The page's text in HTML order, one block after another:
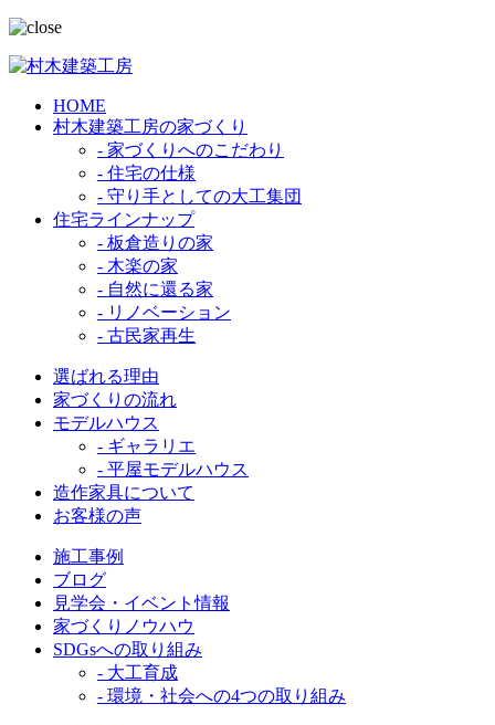
HOME
村木建築工房の家づくり
- 家づくりへのこだわり
- 住宅の仕様
- 守り手としての大工集団
住宅ラインナップ
- 板倉造りの家
- 木楽の家
- 自然に還る家
- リノベーション
- 古民家再生
選ばれる理由
家づくりの流れ
モデルハウス
- ギャラリエ
- 平屋モデルハウス
造作家具について
お客様の声
施工事例
ブログ
見学会・イベント情報
家づくりノウハウ
SDGsへの取り組み
- 大工育成
- 環境・社会への4つの取り組み